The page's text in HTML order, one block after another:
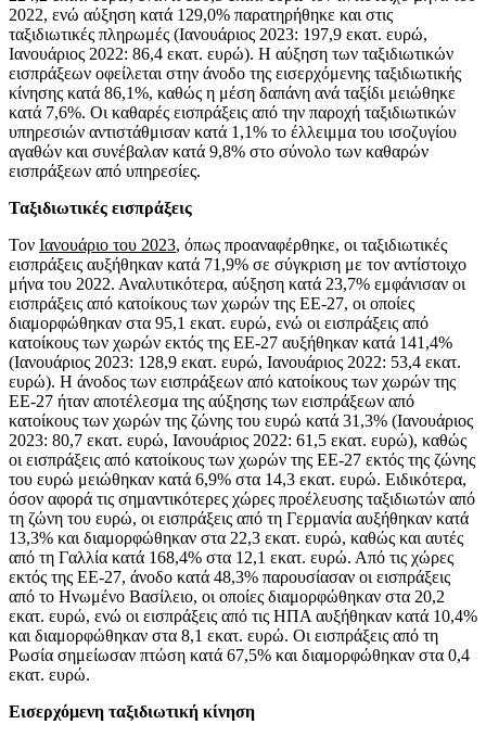
2022, ενώ αύξηση κατά 129,0% παρατηρήθηκε και στις
ταξιδιωτικές πληρωμές (Ιανουάριος 2023: 197,9 εκατ. ευρώ,
Ιανουάριος 2022: 86,4 εκατ. ευρώ). Η αύξηση των ταξιδιωτικών
εισπράξεων οφείλεται στην άνοδο της εισερχόμενης ταξιδιωτικής
κίνησης κατά 86,1%, καθώς η μέση δαπάνη ανά ταξίδι μειώθηκε
κατά 7,6%. Οι καθαρές εισπράξεις από την παροχή ταξιδιωτικών
υπηρεσιών αντιστάθμισαν κατά 1,1% το έλλειμμα του ισοζυγίου
αγαθών και συνέβαλαν κατά 9,8% στο σύνολο των καθαρών
εισπράξεων από υπηρεσίες.
Ταξιδιωτικές εισπράξεις
Τον Ιανουάριο του 2023, όπως προαναφέρθηκε, οι ταξιδιωτικές
εισπράξεις αυξήθηκαν κατά 71,9% σε σύγκριση με τον αντίστοιχο
μήνα του 2022. Αναλυτικότερα, αύξηση κατά 23,7% εμφάνισαν οι
εισπράξεις από κατοίκους των χωρών της ΕΕ-27, οι οποίες
διαμορφώθηκαν στα 95,1 εκατ. ευρώ, ενώ οι εισπράξεις από
κατοίκους των χωρών εκτός της ΕΕ-27 αυξήθηκαν κατά 141,4%
(Ιανουάριος 2023: 128,9 εκατ. ευρώ, Ιανουάριος 2022: 53,4 εκατ.
ευρώ). Η άνοδος των εισπράξεων από κατοίκους των χωρών της
ΕΕ-27 ήταν αποτέλεσμα της αύξησης των εισπράξεων από
κατοίκους των χωρών της ζώνης του ευρώ κατά 31,3% (Ιανουάριος
2023: 80,7 εκατ. ευρώ, Ιανουάριος 2022: 61,5 εκατ. ευρώ), καθώς
οι εισπράξεις από κατοίκους των χωρών της ΕΕ-27 εκτός της ζώνης
του ευρώ μειώθηκαν κατά 6,9% στα 14,3 εκατ. ευρώ. Ειδικότερα,
όσον αφορά τις σημαντικότερες χώρες προέλευσης ταξιδιωτών από
τη ζώνη του ευρώ, οι εισπράξεις από τη Γερμανία αυξήθηκαν κατά
13,3% και διαμορφώθηκαν στα 22,3 εκατ. ευρώ, καθώς και αυτές
από τη Γαλλία κατά 168,4% στα 12,1 εκατ. ευρώ. Από τις χώρες
εκτός της ΕΕ-27, άνοδο κατά 48,3% παρουσίασαν οι εισπράξεις
από το Ηνωμένο Βασίλειο, οι οποίες διαμορφώθηκαν στα 20,2
εκατ. ευρώ, ενώ οι εισπράξεις από τις ΗΠΑ αυξήθηκαν κατά 10,4%
και διαμορφώθηκαν στα 8,1 εκατ. ευρώ. Οι εισπράξεις από τη
Ρωσία σημείωσαν πτώση κατά 67,5% και διαμορφώθηκαν στα 0,4
εκατ. ευρώ.
Εισερχόμενη ταξιδιωτική κίνηση